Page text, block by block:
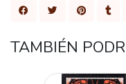
TAMBIÉN